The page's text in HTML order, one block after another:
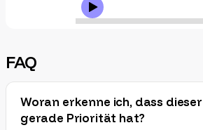
FAQ
Woran erkenne ich, dass
gerade Priorität hat?